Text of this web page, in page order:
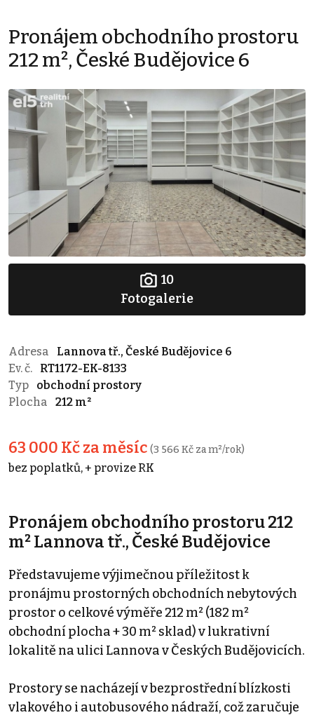
Pronájem obchodního prostoru
212 m², České Budějovice 6
10
Fotogalerie
Adresa
Lannova tř., České Budějovice 6
Ev. č.
RT1172-EK-8133
Typ
obchodní prostory
Plocha
212 m²
63 000 Kč za měsíc (3 566 Kč za m²/rok)
bez poplatků, + provize RK
Pronájem obchodního prostoru 212
m² Lannova tř., České Budějovice
Představujeme výjimečnou příležitost k
pronájmu prostorných obchodních nebytových
prostor o celkové výměře 212 m² (182 m²
obchodní plocha + 30 m² sklad) v lukrativní
lokalitě na ulici Lannova v Českých Budějovicích.
Prostory se nacházejí v bezprostřední blízkosti
vlakového i autobusového nádraží, což zaručuje